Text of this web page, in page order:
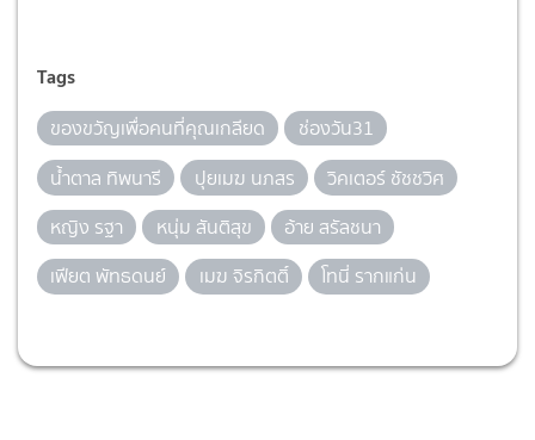
Tags
ของขวัญเพื่อคนที่คุณเกลียด
ช่องวัน31
น้ำตาล ทิพนารี
ปุยเมฆ นภสร
วิคเตอร์ ชัชชวิศ
หญิง รฐา
หนุ่ม สันติสุข
อ้าย สรัลชนา
เฟียต พัทธดนย์
เมฆ จิรกิตติ์ โทนี่ รากแก่น